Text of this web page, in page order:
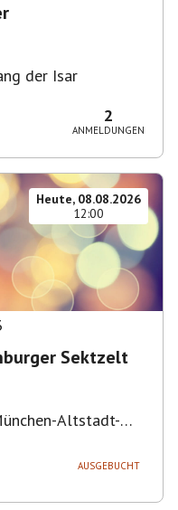
der Isar
2
ANMELDUNGEN
Heute, 08.08.2026
12:00
Sektzelt
Altstadt-
AUSGEBUCHT